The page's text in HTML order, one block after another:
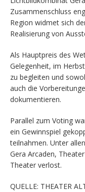
Zusammenschluss
Region widmet sich
Realisierung von
Als Hauptpreis des
Gelegenheit, im
zu begleiten und
auch die
dokumentieren.
Parallel zum Voting
ein Gewinnspiel
teilnahmen. Unter
Gera Arcaden,
Theater verlost.
QUELLE: THEATER